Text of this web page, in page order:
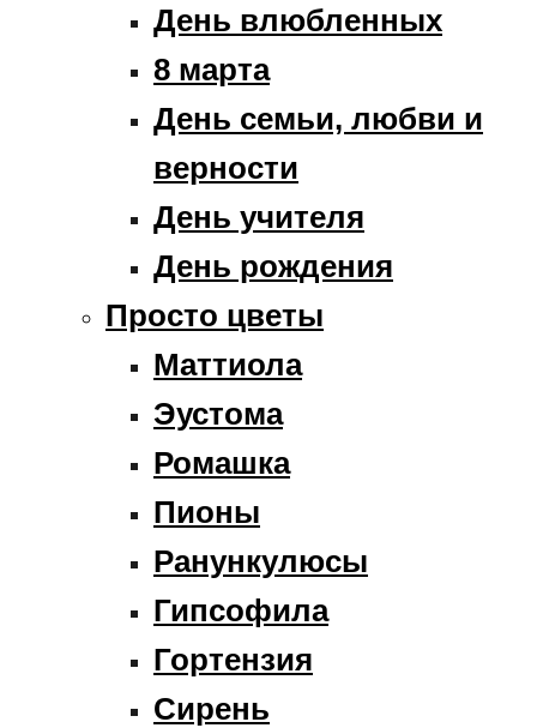
День влюбленных
8 марта
День семьи, любви и
верности
День учителя
День рождения
Просто цветы
Маттиола
Эустома
Ромашка
Пионы
Ранункулюсы
Гипсофила
Гортензия
Сирень